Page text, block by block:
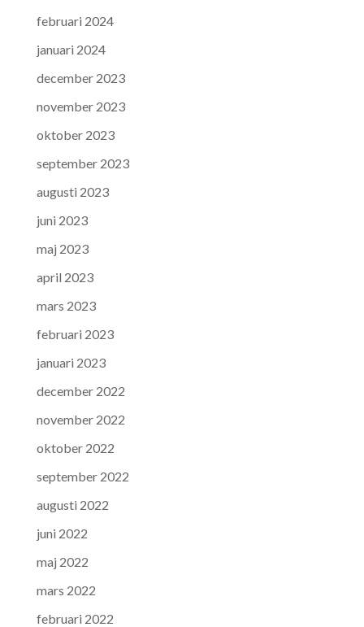
februari 2024
januari 2024
december 2023
november 2023
oktober 2023
september 2023
augusti 2023
juni 2023
maj 2023
april 2023
mars 2023
februari 2023
januari 2023
december 2022
november 2022
oktober 2022
september 2022
augusti 2022
juni 2022
maj 2022
mars 2022
februari 2022